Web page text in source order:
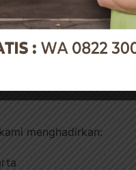
material grade A
coastal dan industri
menghadirkan: